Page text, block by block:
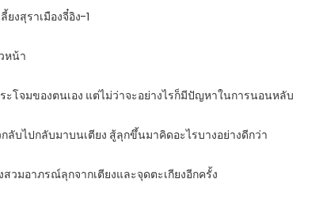
งสุราเมืองจี๋อิง-1
หน้า
ะโจมของตนเอง แต่ไม่ว่าจะอย่างไรก็มีปัญหาในการนอนหลับ
บไปกลับมาบนเตียง สู้ลุกขึ้นมาคิดอะไรบางอย่างดีกว่า
วมอาภรณ์ลุกจากเตียงและจุดตะเกียงอีกครั้ง